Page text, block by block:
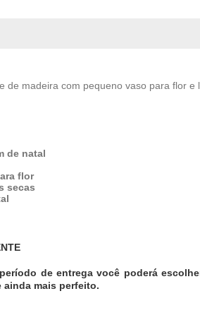
de madeira com pequeno vaso para flor e
de natal
flor
secas
de entrega você poderá
ainda mais perfeito.